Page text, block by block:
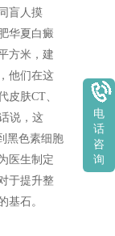
盲人摸
华夏白癜
方米，建
他们在这
皮肤CT、
说，这
黑色素细胞
医生制定
于提升整
基石。
电
话
咨
询